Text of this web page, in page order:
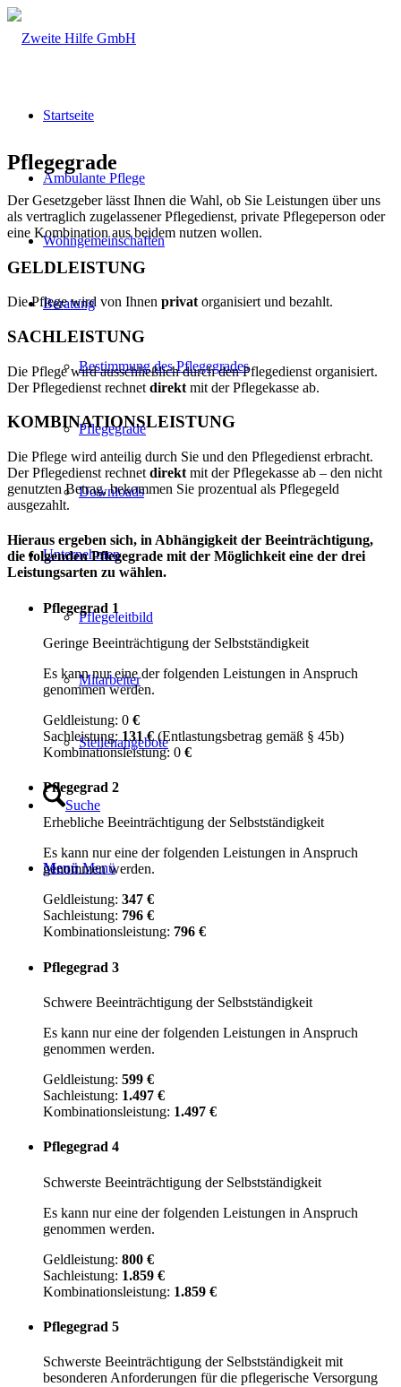
Startseite
Ambulante Pflege
Wohngemeinschaften
Beratung
Bestimmung des Pflegegrades
Pflegegrade
Downloads
Unternehmen
Pflegeleitbild
Mitarbeiter
Stellenangebote
Suche
Menü Menü
Pflegegrade
Der Gesetzgeber lässt Ihnen die Wahl, ob Sie Leistungen über uns
als vertraglich zugelassener Pflegedienst, private Pflegeperson oder
eine Kombination aus beidem nutzen wollen.
GELDLEISTUNG
Die Pflege wird von Ihnen privat organisiert und bezahlt.
SACHLEISTUNG
Die Pflege wird ausschließlich durch den Pflegedienst organisiert.
Der Pflegedienst rechnet direkt mit der Pflegekasse ab.
KOMBINATIONSLEISTUNG
Die Pflege wird anteilig durch Sie und den Pflegedienst erbracht.
Der Pflegedienst rechnet direkt mit der Pflegekasse ab – den nicht
genutzten Betrag, bekommen Sie prozentual als Pflegegeld
ausgezahlt.
Hieraus ergeben sich, in Abhängigkeit der Beeinträchtigung,
die folgenden Pflegegrade mit der Möglichkeit eine der drei
Leistungsarten zu wählen.
Pflegegrad 1
Geringe Beeinträchtigung der Selbstständigkeit
Es kann nur eine der folgenden Leistungen in Anspruch
genommen werden.
Geldleistung: 0 €
Sachleistung: 131 € (Entlastungsbetrag gemäß § 45b)
Kombinationsleistung: 0 €
Pflegegrad 2
Erhebliche Beeinträchtigung der Selbstständigkeit
Es kann nur eine der folgenden Leistungen in Anspruch
genommen werden.
Geldleistung: 347 €
Sachleistung: 796 €
Kombinationsleistung: 796 €
Pflegegrad 3
Schwere Beeinträchtigung der Selbstständigkeit
Es kann nur eine der folgenden Leistungen in Anspruch
genommen werden.
Geldleistung: 599 €
Sachleistung: 1.497 €
Kombinationsleistung: 1.497 €
Pflegegrad 4
Schwerste Beeinträchtigung der Selbstständigkeit
Es kann nur eine der folgenden Leistungen in Anspruch
genommen werden.
Geldleistung: 800 €
Sachleistung: 1.859 €
Kombinationsleistung: 1.859 €
Pflegegrad 5
Schwerste Beeinträchtigung der Selbstständigkeit mit
besonderen Anforderungen für die pflegerische Versorgung